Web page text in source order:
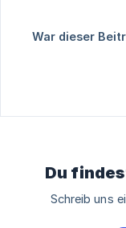
War dieser
Du
Schreib uns